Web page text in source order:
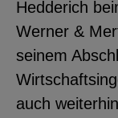
Hedderich
Werner &
seinem
auch